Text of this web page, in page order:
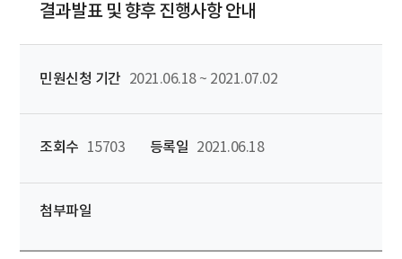
결과발표 및 향후 진행사항 안내
민원신청 기간 2021.06.18 ~ 2021.07.02
조회수 15703 등록일 2021.06.18
첨부파일